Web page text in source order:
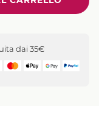
dai 35€